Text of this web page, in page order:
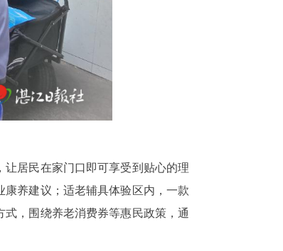
居民在家门口即可享受到贴心的理
养建议；适老辅具体验区内，一款
，围绕养老消费券等惠民政策，通